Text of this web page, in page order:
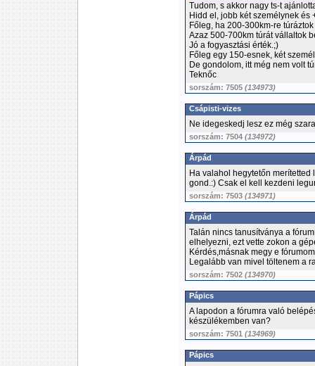
Tudom, s akkor nagy ts-t
Hidd el, jobb két személynek és
Főleg, ha 200-300km-re
Azaz 500-700km túrát vállaltok
Jó a fogyasztási érték.;)
Főleg egy 150-esnek, két
De gondolom, itt még nem volt
Teknőc
sorszám: 7505 (134973)
Csápisti-vizes
Ne idegeskedj lesz ez még
sorszám: 7504 (134972)
Árpád
Ha valahol hegytetőn merítetted
gond.:) Csak el kell kezdeni
sorszám: 7503 (134971)
Árpád
Talán nincs tanusítványa a
elhelyezni, ezt vette zokon a
Kérdés,másnak megy e
Legalább van mivel töltenem a
sorszám: 7502 (134970)
Pápics
A lapodon a fórumra való
készülékemben van?
sorszám: 7501 (134969)
Pápics